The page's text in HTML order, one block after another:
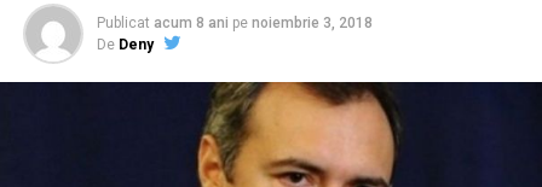
Publicat acum 8 ani pe noiembrie 3, 2018
De Deny